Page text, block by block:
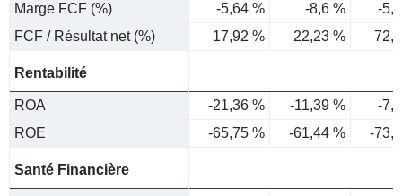
Marge FCF (%)
-5,64 % -8,6 %
-
FCF / Résultat net (%)
17,92 % 22,23 %
Rentabilité
ROA -21,36 % -11,39 %
-
ROE
-65,75 % -61,44 % -
Santé Financière